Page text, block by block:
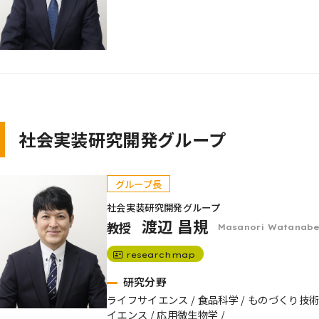
社会実装研究開発グループ
グループ長
社会実装研究開発グループ
教授 渡辺 昌規 Masanori
researchmap
研究分野
ライフサイエンス / 食品科学 / ものづくり技
イエンス / 応用微生物学 /